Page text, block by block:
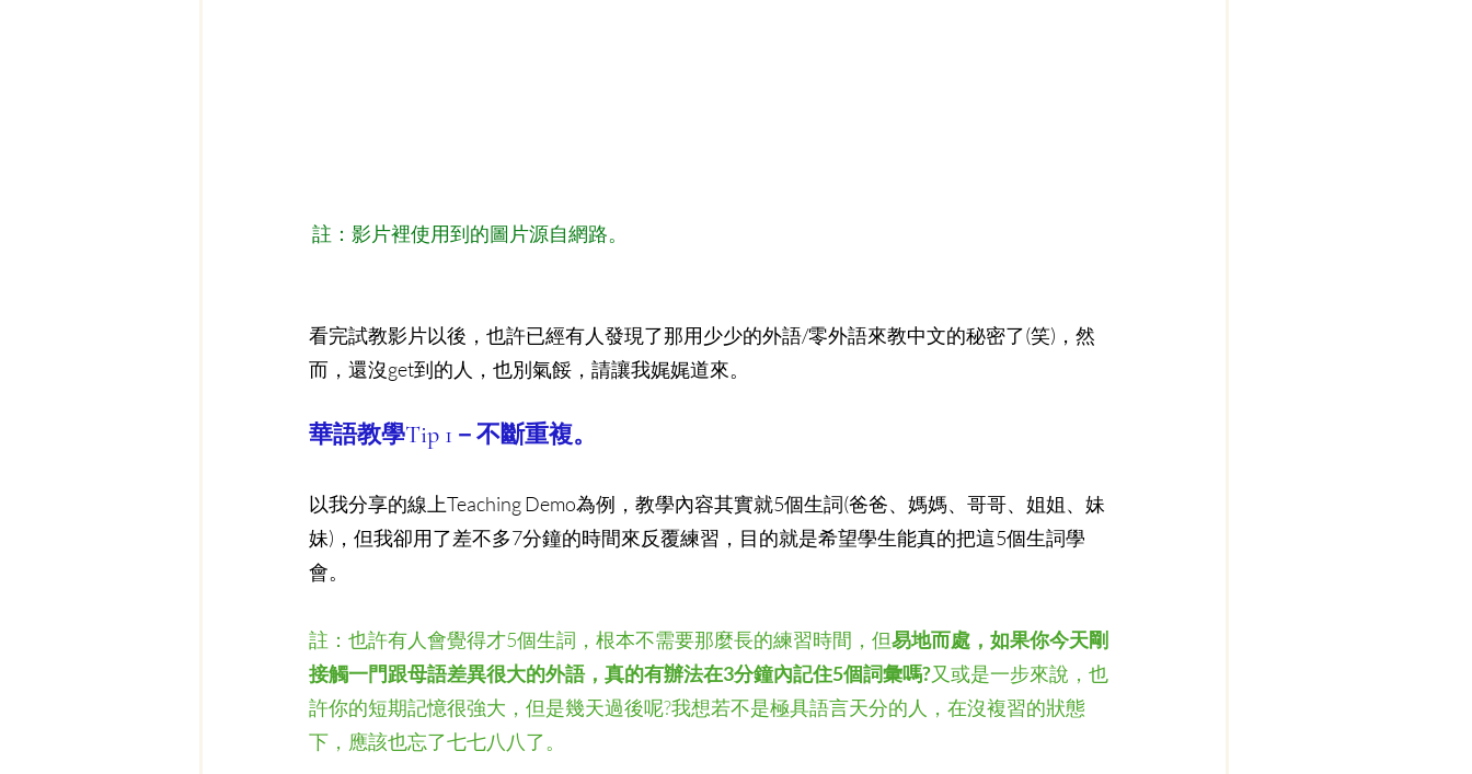
註：影片裡使用到的圖片源自網路。
看完試教影片以後，也許已經有人發現了那用少少的外語/零外語來教中文的秘密了(笑)，然
而，還沒get到的人，也別氣餒，請讓我娓娓道來。
華語教學Tip 1－不斷重複。
以我分享的線上Teaching Demo為例，教學內容其實就5個生詞(爸爸、媽媽、哥哥、姐姐、妹
妹)，但我卻用了差不多7分鐘的時間來反覆練習，目的就是希望學生能真的把這5個生詞學
會。
註：也許有人會覺得才5個生詞，根本不需要那麼長的練習時間，但易地而處，如果你今天剛
接觸一門跟母語差異很大的外語，真的有辦法在3分鐘內記住5個詞彙嗎?又或是一步來說，也
許你的短期記憶很強大，但是幾天過後呢?我想若不是極具語言天分的人，在沒複習的狀態
下，應該也忘了七七八八了。